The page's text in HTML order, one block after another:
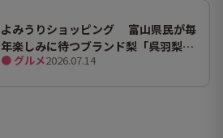
よみうりショッピング 富山県民が毎
年楽しみに待つブランド梨「呉羽梨
（幸水）」限定100箱を特別販売！
● グルメ2026.07.14